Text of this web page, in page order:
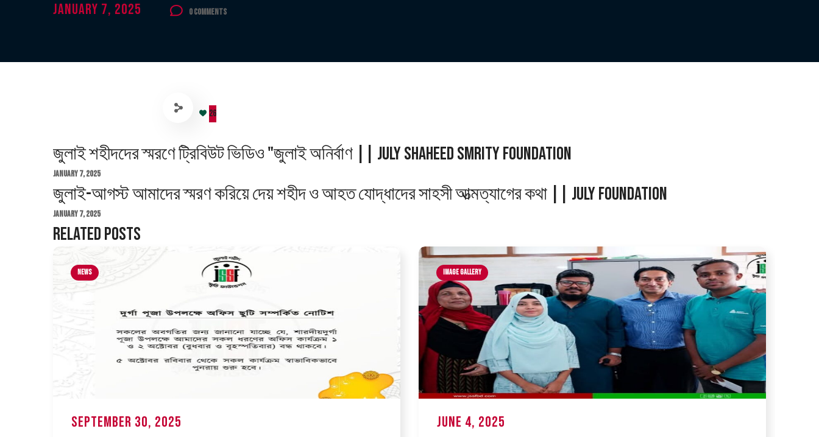
January 7, 2025 0 Comments
26
জুলাই শহীদদের স্মরণে ট্রিবিউট ভিডিও "জুলাই অনির্বাণ || July Shaheed Smrity Foundation
January 7, 2025
জুলাই-আগস্ট আমাদের স্মরণ করিয়ে দেয় শহীদ ও আহত যোদ্ধাদের সাহসী আত্মত্যাগের কথা || July Foundation
January 7, 2025
Related Posts
News
September 30, 2025
Image Gallery
June 4, 2025